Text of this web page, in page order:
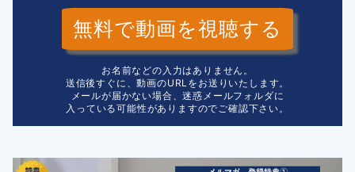
無料で動画を視聴する
お名前などの入力はありません。
送信後すぐに、動画のURLをお送りいたします。
メールが届かない場合、迷惑メールフォルダに
入っている可能性がありますのでご確認下さい。